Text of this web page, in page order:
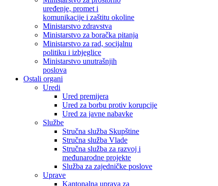
uređenje, promet i
komunikacije i zaštitu okoline
Ministarstvo zdravstva
Ministarstvo za boračka pitanja
Ministarstvo za rad, socijalnu
politiku i izbjeglice
Ministarstvo unutrašnjih
poslova
Ostali organi
Uredi
Ured premijera
Ured za borbu protiv korupcije
Ured za javne nabavke
Službe
Stručna služba Skupštine
Stručna služba Vlade
Stručna služba za razvoj i
međunarodne projekte
Služba za zajedničke poslove
Uprave
Kantonalna uprava za